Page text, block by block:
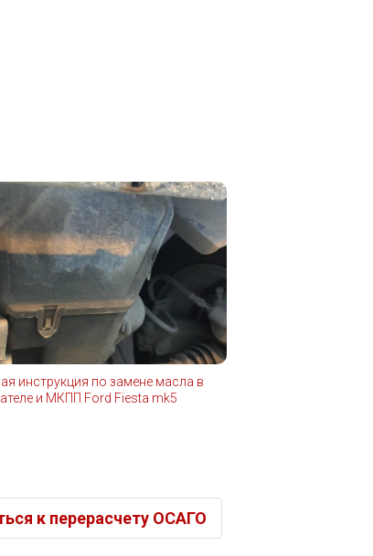
инструкция по замене масла в
и МКПП Ford Fiesta mk5
к перерасчету ОСАГО